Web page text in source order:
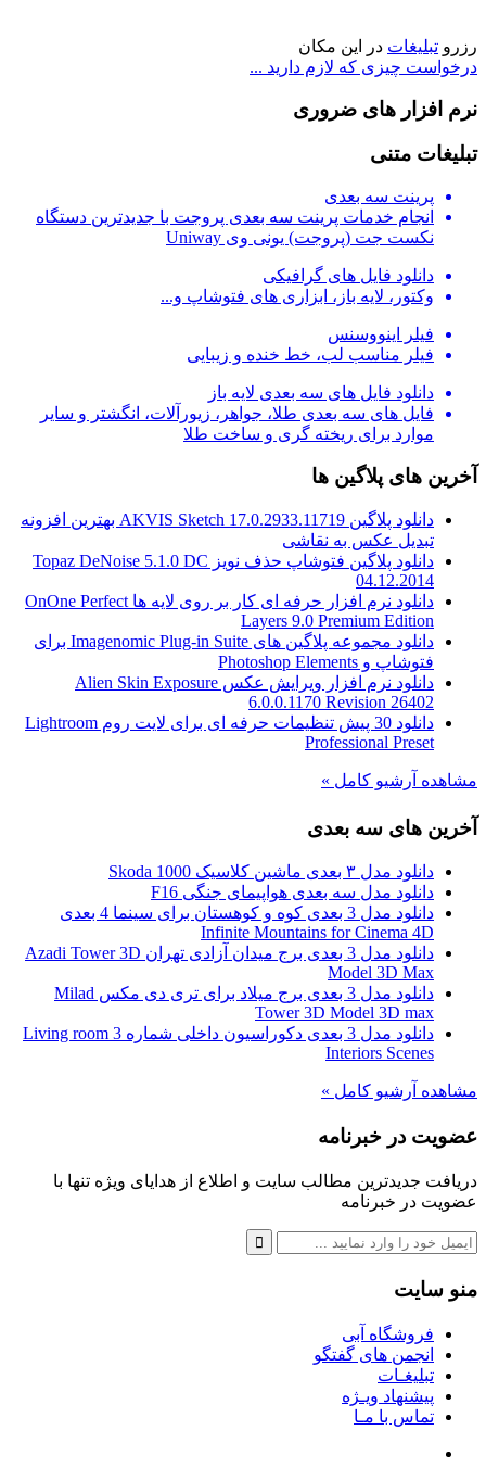
رزرو تبلیغات در این مکان
درخواست چیزی که لازم دارید ...
نرم افزار های ضروری
تبلیغات متنی
پرینت سه بعدی
انجام خدمات پرینت سه بعدی پروجت با جدیدترین دستگاه
نکست جت (پروجت) یونی وی Uniway
دانلود فایل های گرافیکی
وکتور، لایه باز، ابزاری های فتوشاپ و...
فیلر اینووسنس
فیلر مناسب لب، خط خنده و زیبایی
دانلود فایل های سه بعدی لایه باز
فایل های سه بعدی طلا، جواهر، زیورآلات، انگشتر و سایر
موارد برای ریخته گری و ساخت طلا
آخرین های پلاگین ها
دانلود پلاگین AKVIS Sketch 17.0.2933.11719 بهترین افزونه
تبدیل عکس به نقاشی
دانلود پلاگین فتوشاپ حذف نویز Topaz DeNoise 5.1.0 DC
04.12.2014
دانلود نرم افزار حرفه ای کار بر روی لایه ها OnOne Perfect
Layers 9.0 Premium Edition
دانلود مجموعه پلاگین های Imagenomic Plug-in Suite برای
فتوشاپ و Photoshop Elements
دانلود نرم افزار ویرایش عکس Alien Skin Exposure
6.0.0.1170 Revision 26402
دانلود 30 پیش تنظیمات حرفه ای برای لایت روم Lightroom
Professional Preset
مشاهده آرشیو کامل »
آخرین های سه بعدی
دانلود مدل ۳ بعدی ماشین کلاسیک Skoda 1000
دانلود مدل سه بعدی هواپیمای جنگی F16
دانلود مدل 3 بعدی کوه و کوهستان برای سینما 4 بعدی
Infinite Mountains for Cinema 4D
دانلود مدل 3 بعدی برج میدان آزادی تهران Azadi Tower 3D
Model 3D Max
دانلود مدل 3 بعدی برج میلاد برای تری دی مکس Milad
Tower 3D Model 3D max
دانلود مدل 3 بعدی دکوراسیون داخلی شماره 3 Living room
Interiors Scenes
مشاهده آرشیو کامل »
عضویت در خبرنامه
دریافت جدیدترین مطالب سایت و اطلاع از هدایای ویژه تنها با
عضویت در خبرنامه
منو سایت
فروشگاه آبی
انجمن های گفتگو
تبلیغـات
پیشنهاد ویـژه
تماس با مـا